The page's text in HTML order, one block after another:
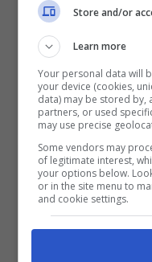
Planetwin365:
Store and/or
Learn more
Your personal data will
your device (cookies,
data) may be stored by,
partners, or used
may use precise
Some vendors may
of legitimate interest,
your options below.
or in the site menu to
and cookie settings.